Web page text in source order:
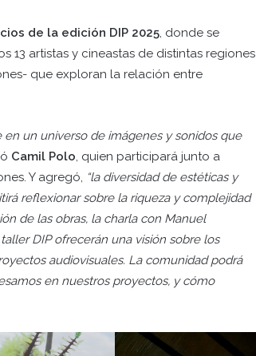
de la edición DIP 2025, donde se
artistas y cineastas de distintas regiones
que exploran la relación entre
en un universo de imágenes y sonidos que
Camil Polo, quien participará junto a
Y agregó, “la diversidad de estéticas y
reflexionar sobre la riqueza y complejidad
de las obras, la charla con Manuel
DIP ofrecerán una visión sobre los
audiovisuales. La comunidad podrá
en nuestros proyectos, y cómo